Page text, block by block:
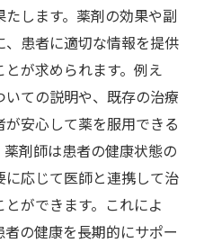
します。薬剤の効果や副
患者に適切な情報を提供
が求められます。例え
ての説明や、既存の治療
安心して薬を服用できる
剤師は患者の健康状態の
応じて医師と連携して治
ができます。これによ
の健康を長期的にサポー